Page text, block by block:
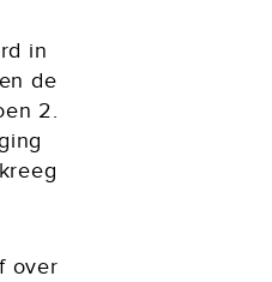
in
de
2.
over